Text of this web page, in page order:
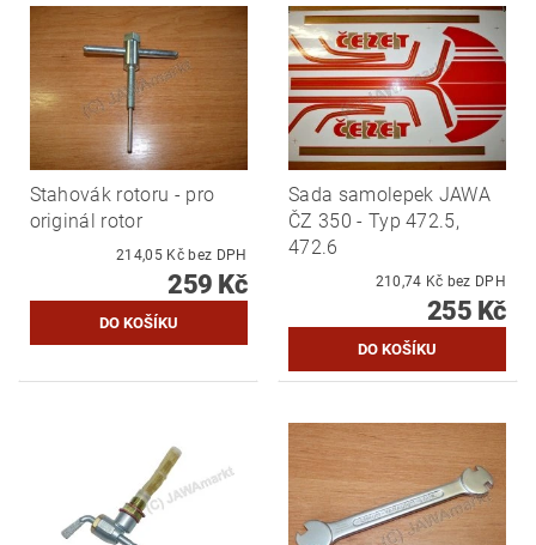
Stahovák rotoru - pro
originál rotor
214,05 Kč bez DPH
259 Kč
Sada samolepek JAWA
ČZ 350 - Typ 472.5,
472.6
210,74 Kč bez DPH
255 Kč